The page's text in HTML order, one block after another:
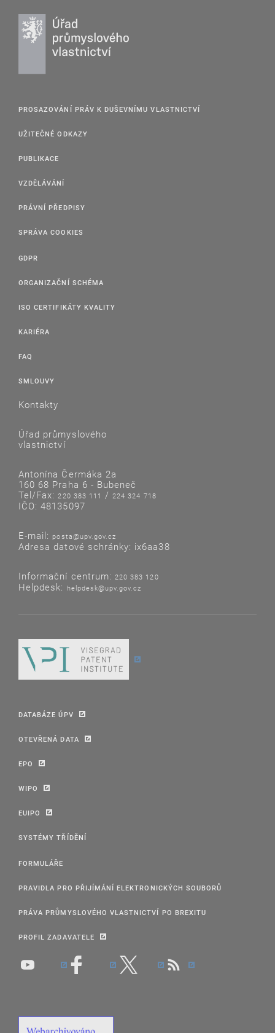
PROSAZOVÁNÍ PRÁV K DUŠEVNÍMU VLASTNICTVÍ
UŽITEČNÉ ODKAZY
PUBLIKACE
VZDĚLÁVÁNÍ
PRÁVNÍ PŘEDPISY
SPRÁVA COOKIES
GDPR
ORGANIZAČNÍ SCHÉMA
ISO CERTIFIKÁTY KVALITY
KARIÉRA
FAQ
SMLOUVY
Kontakty
Úřad průmyslového
vlastnictví
Antonína Čermáka 2a
160 68 Praha 6 - Bubeneč
Tel/Fax:220 383 111 /224 324 718
IČO: 48135097
E-mail: posta@upv.gov.cz
Adresa datové schránky: ix6aa38
Informační centrum: 220 383 120
Helpdesk: helpdesk@upv.gov.cz
DATABÁZE ÚPV
OTEVŘENÁ DATA
EPO
WIPO
EUIPO
SYSTÉMY TŘÍDĚNÍ
FORMULÁŘE
PRAVIDLA PRO PŘIJÍMÁNÍ ELEKTRONICKÝCH SOUBORŮ
PRÁVA PRŮMYSLOVÉHO VLASTNICTVÍ PO BREXITU
PROFIL ZADAVATELE